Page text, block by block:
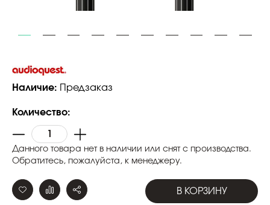
Наличие: Предзаказ
Количество:
Данного товара нет в наличии или снят с производства.
Обратитесь, пожалуйста, к менеджеру.
В КОРЗИНУ